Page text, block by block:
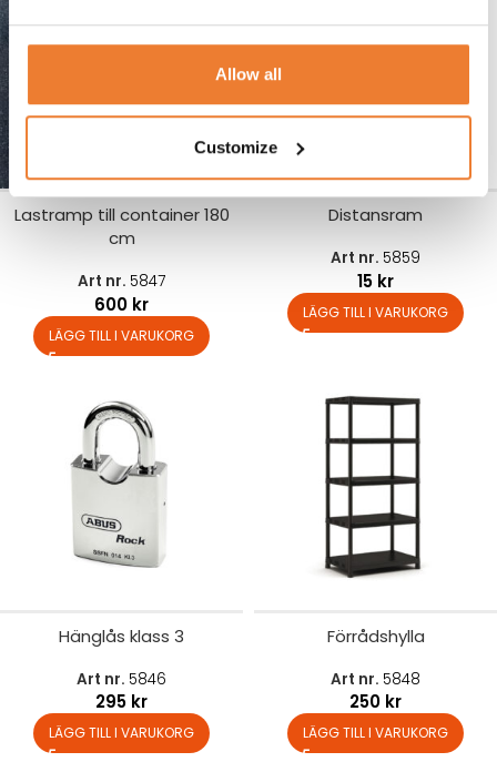
Allow all
Customize
Lastramp till container 180
cm
Art nr. 5847
600 kr
LÄGG TILL I VARUKORG
Distansram
Art nr. 5859
15 kr
LÄGG TILL I VARUKORG
Hänglås klass 3
Art nr. 5846
295 kr
LÄGG TILL I VARUKORG
Förrådshylla
Art nr. 5848
250 kr
LÄGG TILL I VARUKORG